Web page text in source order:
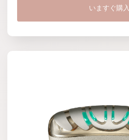
いますぐ購入